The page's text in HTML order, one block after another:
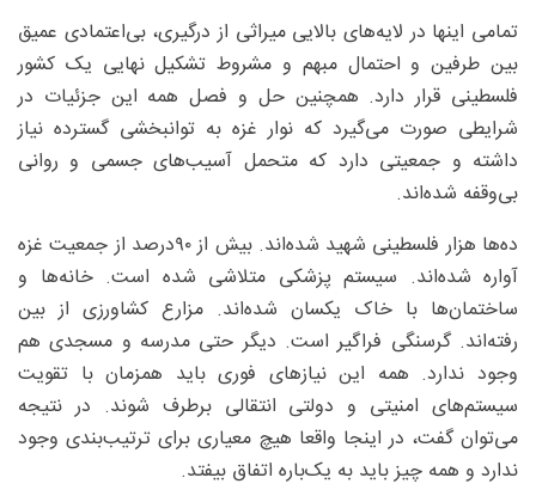
تمامی اینها در لایه‌های بالایی میراثی از درگیری، بی‌اعتمادی عمیق
بین طرفین و احتمال مبهم و مشروط تشکیل نهایی یک کشور
فلسطینی قرار دارد. همچنین حل و فصل همه این جزئیات در
شرایطی صورت می‌گیرد که نوار غزه به توانبخشی گسترده نیاز
داشته و جمعیتی دارد که متحمل آسیب‌های جسمی و روانی
بی‌وقفه شده‌اند.
ده‌ها هزار فلسطینی شهید شده‌اند. بیش از ۹۰درصد از جمعیت غزه
آواره شده‌اند. سیستم پزشکی متلاشی شده است. خانه‌ها و
ساختمان‌ها با خاک یکسان شده‌اند. مزارع کشاورزی از بین
رفته‌اند. گرسنگی فراگیر است. دیگر حتی مدرسه و مسجدی هم
وجود ندارد. همه این نیازهای فوری باید همزمان با تقویت
سیستم‌های امنیتی و دولتی انتقالی برطرف شوند. در نتیجه
می‌توان گفت، در اینجا واقعا هیچ معیاری برای ترتیب‌بندی وجود
ندارد و همه چیز باید به یک‌باره اتفاق بیفتد.